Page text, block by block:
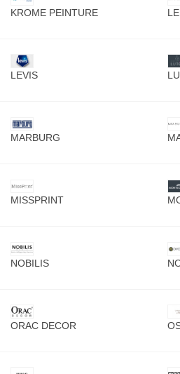
KROME PEINTURE
LEVIS
MARBURG
MISSPRINT
NOBILIS
ORAC DECOR